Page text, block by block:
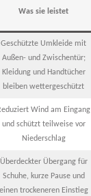
Was sie leistet
Geschützte Umkleide mit
Außen- und Zwischentür;
Kleidung und Handtücher
bleiben wettergeschützt
Wind am Eingang
und schützt teilweise vor
Niederschlag
Überdeckter Übergang für
Schuhe, kurze Pause und
einen trockeneren Einstieg